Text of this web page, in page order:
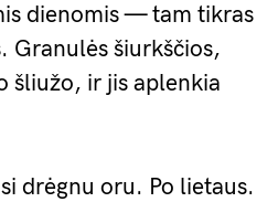
dienomis — tam tikras
Granulės šiurkščios,
šliužo, ir jis aplenkia
drėgnu oru. Po lietaus.